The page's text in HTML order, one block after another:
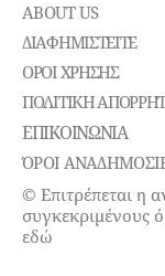
ABOUT US
ΔΙΑΦΗΜΙΣΤΕΊΤΕ
ΌΡΟΙ ΧΡΉΣΗΣ
ΠΟΛΙΤΙΚΉ
ΕΠΙΚΟΙΝΩΝΊΑ
ΌΡΟΙ
© Επιτρέπεται η
συγκεκριμένους
εδώ